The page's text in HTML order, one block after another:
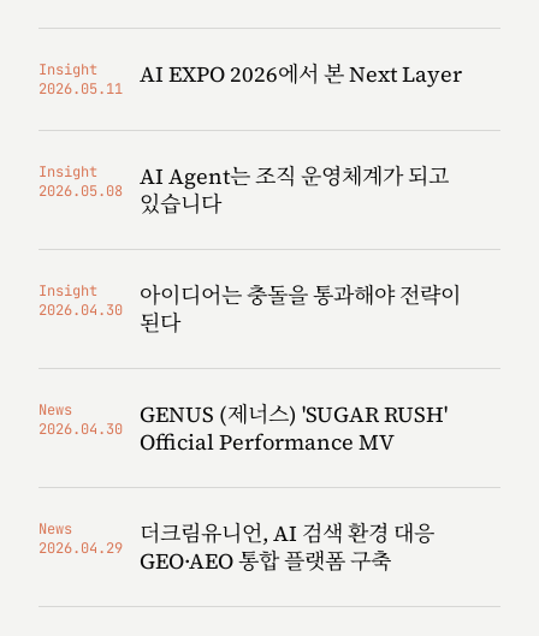
Insight
2026.05.11
AI EXPO 2026에서 본 Next Layer
Insight
2026.05.08
AI Agent는 조직 운영체계가 되고
있습니다
Insight
2026.04.30
아이디어는 충돌을 통과해야 전략이
된다
News
2026.04.30
GENUS (제너스) 'SUGAR RUSH'
Official Performance MV
News
2026.04.29
더크림유니언, AI 검색 환경 대응
GEO·AEO 통합 플랫폼 구축